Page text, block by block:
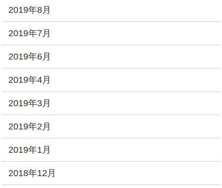
2019年8月
2019年7月
2019年6月
2019年4月
2019年3月
2019年2月
2019年1月
2018年12月